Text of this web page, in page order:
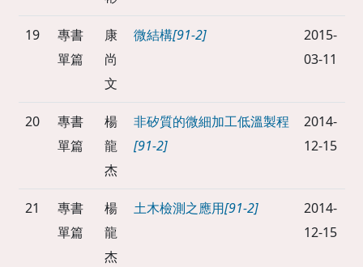
19
專書
單篇
康
尚
文
微結構[91-2]
2015-
03-11
20
專書
單篇
楊
龍
杰
非矽質的微細加工低溫製程
[91-2]
2014-
12-15
21
專書
單篇
楊
龍
杰
土木檢測之應用[91-2]
2014-
12-15